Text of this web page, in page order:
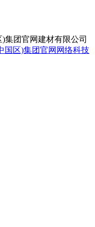
集团官网建材有限公司
国区)集团官网网络科技